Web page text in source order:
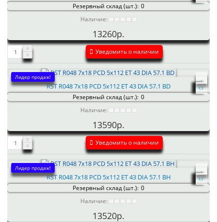
Резервный склад (шт.): 0
Наличие:
13260р.
Уведомить о наличии
Лидер продаж!
RST R048 7x18 PCD 5x112 ET 43 DIA 57.1 BD
Резервный склад (шт.): 0
Наличие:
13590р.
Уведомить о наличии
Лидер продаж!
RST R048 7x18 PCD 5x112 ET 43 DIA 57.1 BH
Резервный склад (шт.): 0
Наличие:
13520р.